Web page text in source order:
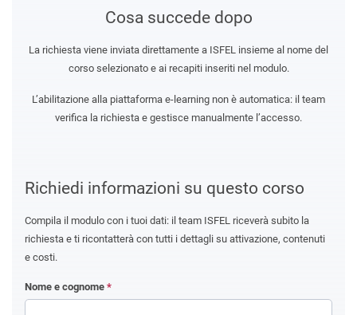
Richiedi informazioni su questo corso
Compila il modulo con i tuoi dati: il team ISFEL riceverà subito la
richiesta e ti ricontatterà con tutti i dettagli su attivazione, contenuti
e costi.
Nome e cognome *
Cosa succede dopo
La richiesta viene inviata direttamente a ISFEL insieme al nome del
corso selezionato e ai recapiti inseriti nel modulo.
L’abilitazione alla piattaforma e-learning non è automatica: il team
verifica la richiesta e gestisce manualmente l’accesso.